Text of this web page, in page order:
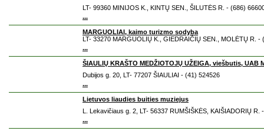
LT- 99360 MINIJOS K., KINTŲ SEN., ŠILUTĖS R. - (686)
...
MARGUOLIAI, kaimo turizmo sodyba
LT- 33270 MARGUOLIŲ K., GIEDRAIČIŲ SEN., MOLĖTŲ R. -
...
ŠIAULIŲ KRAŠTO MEDŽIOTOJŲ UŽEIGA, viešbutis, UAB
Dubijos g. 20, LT- 77207 ŠIAULIAI - (41) 524526
...
Lietuvos liaudies buities muziejus
L. Lekavičiaus g. 2, LT- 56337 RUMŠIŠKĖS, KAIŠIADORIŲ R.
...